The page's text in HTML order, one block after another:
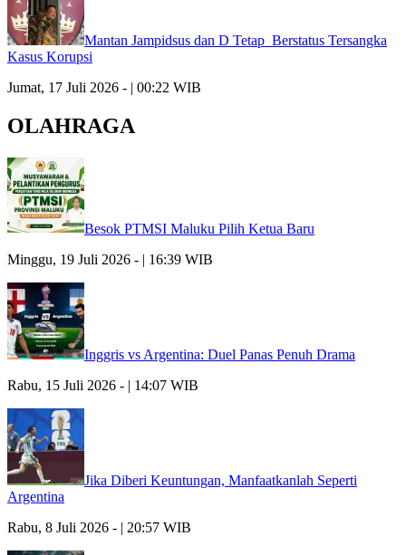
Mantan Jampidsus dan D Tetap Berstatus Tersangka
Kasus Korupsi
Jumat, 17 Juli 2026 - | 00:22 WIB
OLAHRAGA
Besok PTMSI Maluku Pilih Ketua Baru
Minggu, 19 Juli 2026 - | 16:39 WIB
Inggris vs Argentina: Duel Panas Penuh Drama
Rabu, 15 Juli 2026 - | 14:07 WIB
Jika Diberi Keuntungan, Manfaatkanlah Seperti
Argentina
Rabu, 8 Juli 2026 - | 20:57 WIB